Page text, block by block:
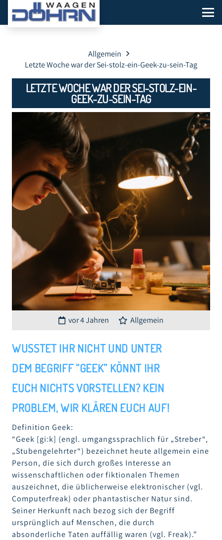
Allgemein
Letzte Woche war der Sei-stolz-ein-Geek-zu-sein-Tag
LETZTE WOCHE WAR DER SEI-STOLZ-EIN-
GEEK-ZU-SEIN-TAG
vor 4 Jahren Allgemein
WUSSTET IHR NICHT UND UNTER
DEM BEGRIFF “GEEK” KÖNNT IHR
EUCH NICHTS VORSTELLEN? KEIN
PROBLEM, WIR KLÄREN EUCH AUF!
Definition Geek:
“Geek [giːk] (engl. umgangssprachlich für „Streber“,
„Stubengelehrter“) bezeichnet heute allgemein eine
Person, die sich durch großes Interesse an
wissenschaftlichen oder fiktionalen Themen
auszeichnet, die üblicherweise elektronischer (vgl.
Computerfreak) oder phantastischer Natur sind.
Seiner Herkunft nach bezog sich der Begriff
ursprünglich auf Menschen, die durch
absonderliche Taten auffällig waren (vgl. Freak).”